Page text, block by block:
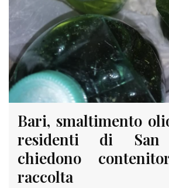
Bari, smaltimento
residenti di San
chiedono
raccolta